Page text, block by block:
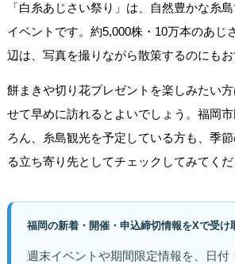
「白糸あじさい祭り」は、自然豊かな糸
イベントです。約5,000株・10万本のあじ
辺は、写真を撮りながら散策するのにもお
餅まきや切り花プレゼントを楽しみたい
せて早めに訪れるとよいでしょう。福岡
ろん、糸島観光を予定している方も、季
る立ち寄り先としてチェックしてみてくだ
福岡の新着・開催・申込締切情報をXで受け
週末イベントや期間限定情報を、日付